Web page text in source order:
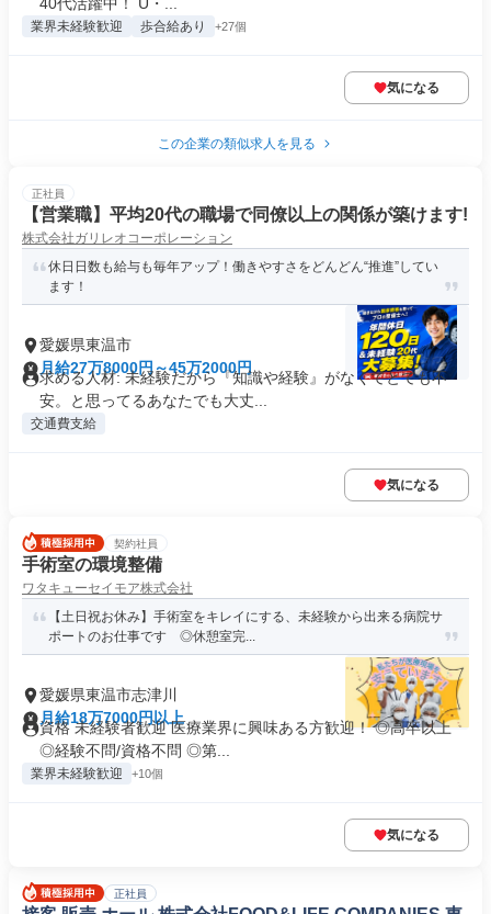
業界未経験歓迎 歩合給あり +27個
気になる
この企業の類似求人を見る
正社員
【営業職】平均20代の職場で同僚以上の関係が築けます!
株式会社ガリレオコーポレーション
休日日数も給与も毎年アップ！働きやすさをどんどん“推進”してい
ます！
愛媛県東温市
月給27万8000円～45万2000円
求める人材: 未経験だから『知識や経験』がなくてとても不
安。と思ってるあなたでも大丈...
交通費支給
気になる
契約社員
手術室の環境整備
ワタキューセイモア株式会社
【土日祝お休み】手術室をキレイにする、未経験から出来る病院サ
ポートのお仕事です ◎休憩室完...
愛媛県東温市志津川
月給18万7000円以上
資格 未経験者歓迎 医療業界に興味ある方歓迎！ ◎高卒以上
◎経験不問/資格不問 ◎第...
業界未経験歓迎 +10個
気になる
正社員